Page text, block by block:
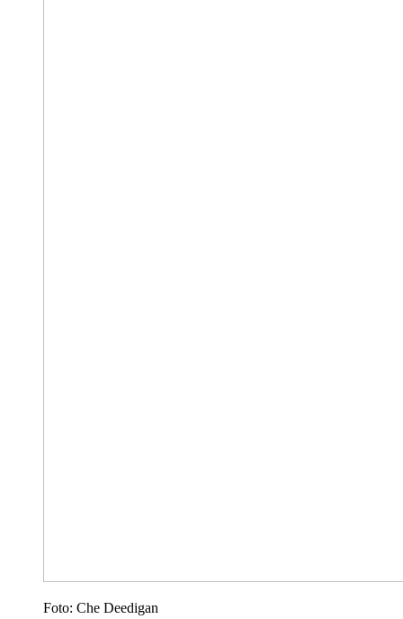
Foto: Che Deedigan